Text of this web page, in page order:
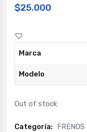
$25.000
Marca
Modelo
Out of stock
Categoría: FRENOS